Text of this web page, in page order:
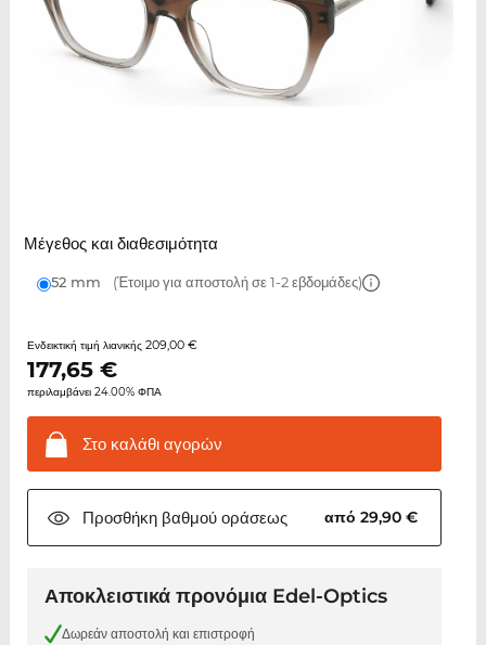
Μέγεθος και διαθεσιμότητα
52 mm (Έτοιμο για αποστολή σε 1-2 εβδομάδες)
Ενδεικτική τιμή λιανικής 209,00 €
177,65€
περιλαμβάνει 24.00% ΦΠΑ
Στο καλάθιαγορών
Προσθήκη βαθμούοράσεως από 29,90 €
Αποκλειστικά προνόμια Edel-Optics
Δωρεάν αποστολή και επιστροφή